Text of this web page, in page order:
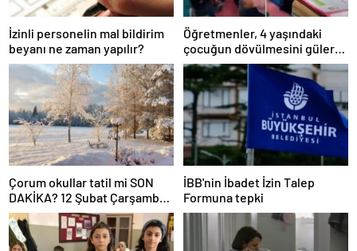
İzinli personelin mal bildirim
beyanı ne zaman yapılır?
Öğretmenler, 4 yaşındaki
çocuğun dövülmesini gülerek
izledi
Çorum okullar tatil mi SON
DAKİKA? 12 Şubat Çarşamba
Çorum’da okul yok mu (Çorum
Valiliği Açıklaması – KAR
TATİLİ)?
İBB'nin İbadet İzin Talep
Formuna tepki